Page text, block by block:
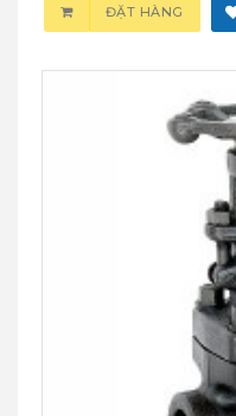
ĐẶT HÀNG